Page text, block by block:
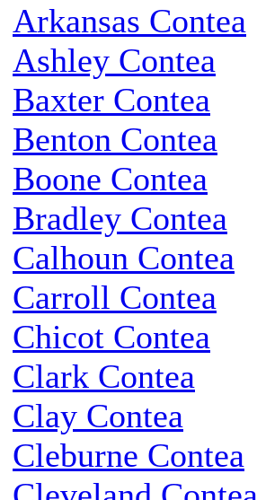
Arkansas Contea
Ashley Contea
Baxter Contea
Benton Contea
Boone Contea
Bradley Contea
Calhoun Contea
Carroll Contea
Chicot Contea
Clark Contea
Clay Contea
Cleburne Contea